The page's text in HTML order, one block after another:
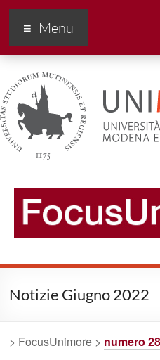
FocusUnimore
Menu
Notizie Giugno 2022
> FocusUnimore > numero